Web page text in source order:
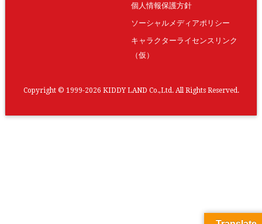
個人情報保護方針
ソーシャルメディアポリシー
キャラクターライセンスリンク
（仮）
Copyright © 1999-2026 KIDDY LAND Co.,Ltd. All Rights Reserved.